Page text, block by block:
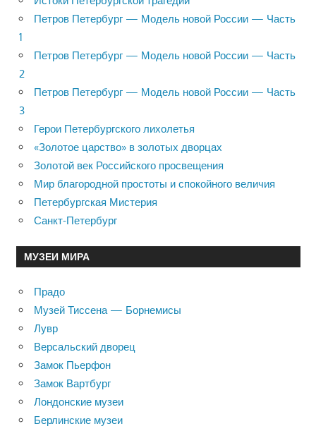
Петров Петербург — Модель новой России — Часть
1
Петров Петербург — Модель новой России — Часть
2
Петров Петербург — Модель новой России — Часть
3
Герои Петербургского лихолетья
«Золотое царство» в золотых дворцах
Золотой век Российского просвещения
Мир благородной простоты и спокойного величия
Петербургская Мистерия
Санкт-Петербург
МУЗЕИ МИРА
Прадо
Музей Тиссена — Борнемисы
Лувр
Версальский дворец
Замок Пьерфон
Замок Вартбург
Лондонские музеи
Берлинские музеи